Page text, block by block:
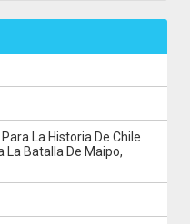
La Historia De Chile
La Batalla De Maipo,